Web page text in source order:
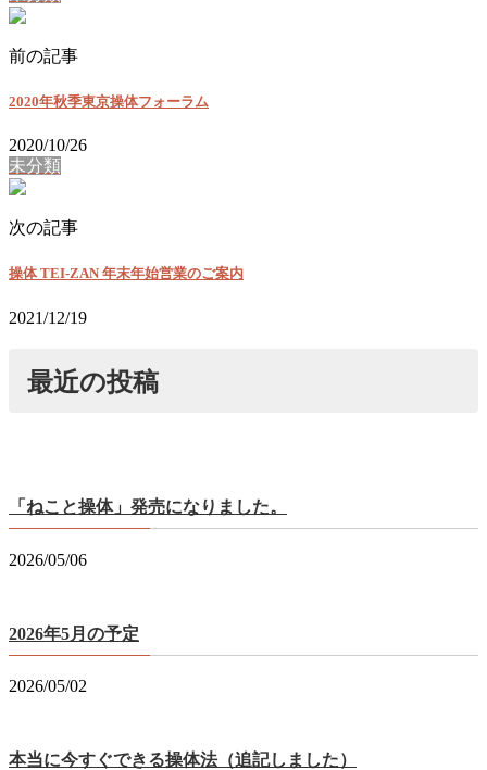
前の記事
2020年秋季東京操体フォーラム
2020/10/26
未分類
次の記事
操体 TEI-ZAN 年末年始営業のご案内
2021/12/19
最近の投稿
「ねこと操体」発売になりました。
2026/05/06
2026年5月の予定
2026/05/02
本当に今すぐできる操体法（追記しました）